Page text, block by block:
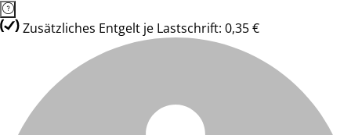
Zusätzliches Entgelt je Lastschrift: 0,35 €